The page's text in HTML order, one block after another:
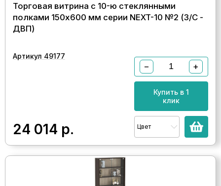
Торговая витрина с 10-ю стеклянными
полками 150x600 мм серии NEXT-10 №2 (З/C -
ДВП)
Артикул 49177
24 014 р.
− +
Купить в 1
клик
Цвет